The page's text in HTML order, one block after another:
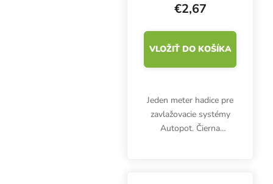
€2,67
VLOŽIŤ DO KOŠÍKA
Jeden meter hadice pre
zavlažovacie systémy
Autopot. Čierna